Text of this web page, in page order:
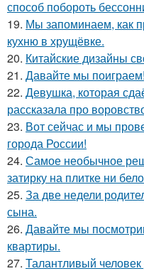
способ побороть
19. Мы запоминаем, как
кухню в хрущёвке.
20. Китайские дизайны
21. Давайте мы поиграем!
22. Девушка, которая
рассказала про
23. Вот сейчас и мы
города России!
24. Самое необычное
затирку на плитке ни
25. За две недели
сына.
26. Давайте мы
квартиры.
27. Талантливый